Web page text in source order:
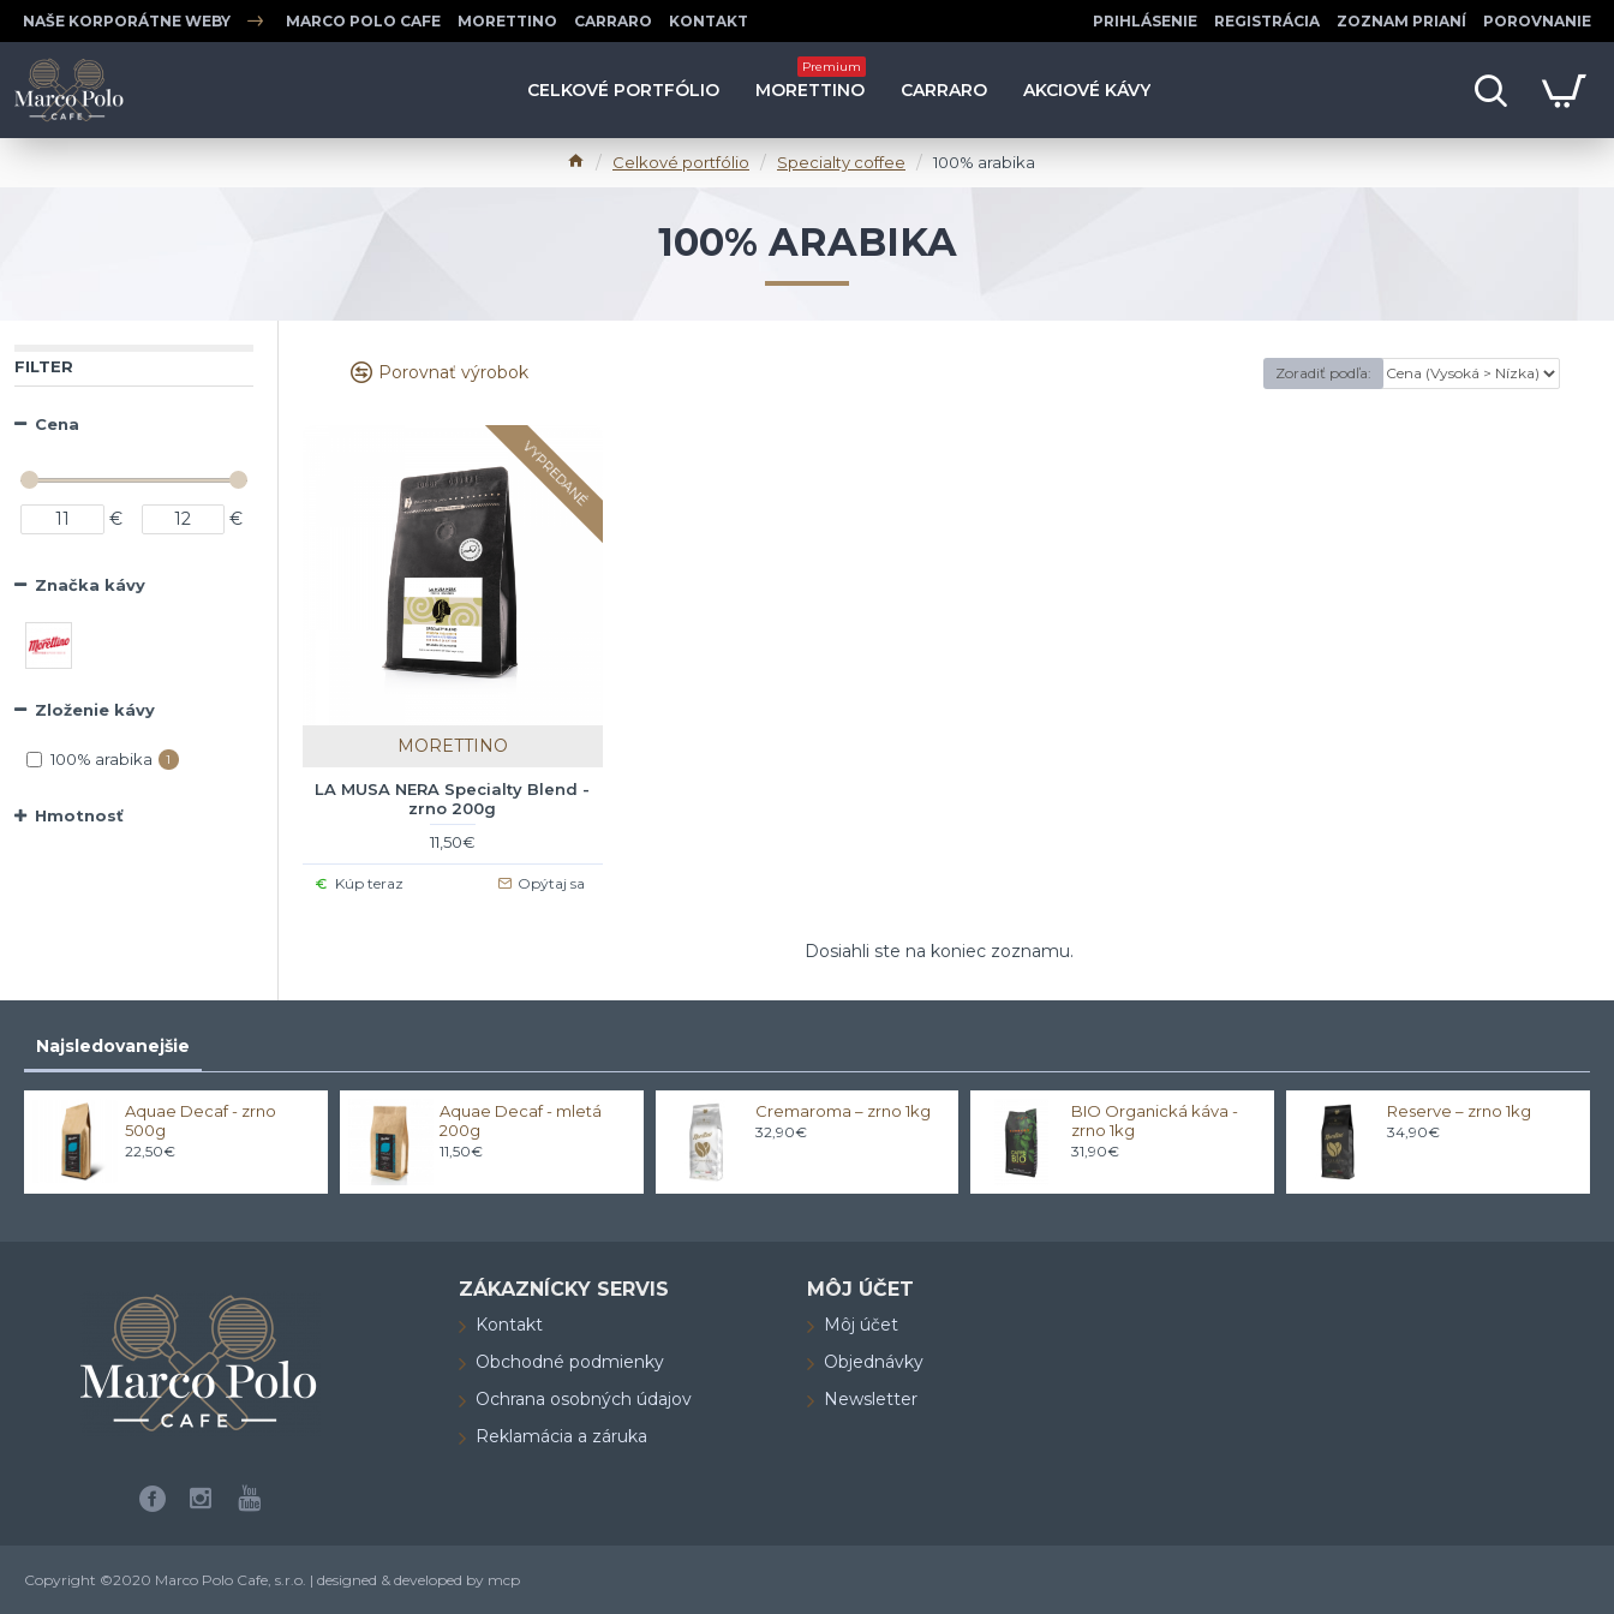
NAŠE KORPORÁTNE WEBY MARCO POLO CAFE MORETTINO CARRARO KONTAKT PRIHLÁSENIE REGISTRÁCIA ZOZNAM PRIANÍ POROVNANIE
CELKOVÉ PORTFÓLIO MORETTINO
Premium
CARRARO AKCIOVÉ KÁVY
Celkové portfólio Specialty coffee 100% arabika
100% ARABIKA
FILTER
Cena
€ €
Značka kávy
Hmotnosť
Zloženie kávy
100% arabika 1
Porovnať výrobok Zoradiť podľa:
VYPREDANÉ
MORETTINO
LA MUSA NERA Specialty Blend -
zrno 200g
11,50€
Kúp teraz Opýtaj sa
Dosiahli ste na koniec zoznamu.
Najsledovanejšie
Aquae Decaf - zrno
500g
22,50€
Aquae Decaf - mletá
200g
11,50€
Cremaroma – zrno 1kg
32,90€
BIO Organická káva -
zrno 1kg
31,90€
Reserve – zrno 1kg
34,90€
ZÁKAZNÍCKY SERVIS
Kontakt
Obchodné podmienky
Ochrana osobných údajov
Reklamácia a záruka
MÔJ ÚČET
Môj účet
Objednávky
Newsletter
Copyright ©2020 Marco Polo Cafe, s.r.o. | designed & developed by mcp